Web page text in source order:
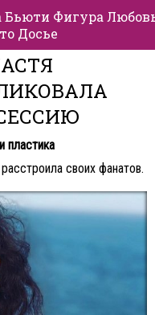
Бьюти Фигура
Досье
пластика
своих фанатов.